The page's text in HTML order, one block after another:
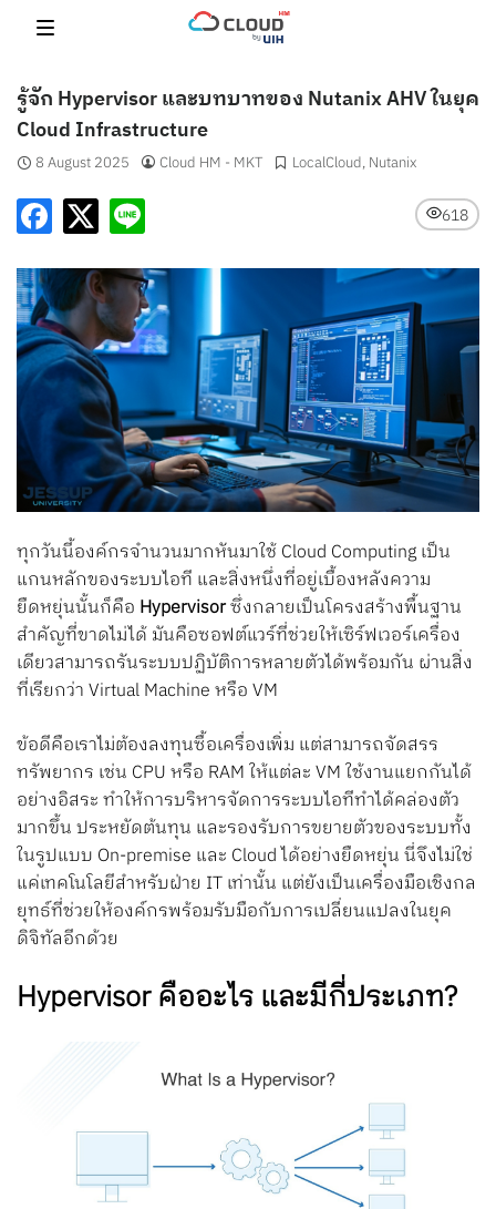
Search
for:
รู้จัก Hypervisor และบทบาทของ Nutanix AHV ในยุค
Cloud Infrastructure
8 August 2025 Cloud HM - MKT LocalCloud,Nutanix
618
ทุกวันนี้องค์กรจำนวนมากหันมาใช้ Cloud Computing เป็น
แกนหลักของระบบไอที และสิ่งหนึ่งที่อยู่เบื้องหลังความ
ยืดหยุ่นนั้นก็คือ Hypervisorซึ่งกลายเป็นโครงสร้างพื้นฐาน
สำคัญที่ขาดไม่ได้ มันคือซอฟต์แวร์ที่ช่วยให้เซิร์ฟเวอร์เครื่อง
เดียวสามารถรันระบบปฏิบัติการหลายตัวได้พร้อมกัน ผ่านสิ่ง
ที่เรียกว่า Virtual Machine หรือ VM
ข้อดีคือเราไม่ต้องลงทุนซื้อเครื่องเพิ่ม แต่สามารถจัดสรร
ทรัพยากร เช่น CPU หรือ RAM ให้แต่ละ VM ใช้งานแยกกันได้
อย่างอิสระ ทำให้การบริหารจัดการระบบไอทีทำได้คล่องตัว
มากขึ้น ประหยัดต้นทุน และรองรับการขยายตัวของระบบทั้ง
ในรูปแบบ On-premise และ Cloud ได้อย่างยืดหยุ่น นี่จึงไม่ใช่
แค่เทคโนโลยีสำหรับฝ่าย IT เท่านั้น แต่ยังเป็นเครื่องมือเชิงกล
ยุทธ์ที่ช่วยให้องค์กรพร้อมรับมือกับการเปลี่ยนแปลงในยุค
ดิจิทัลอีกด้วย
Hypervisor คืออะไร และมีกี่ประเภท?